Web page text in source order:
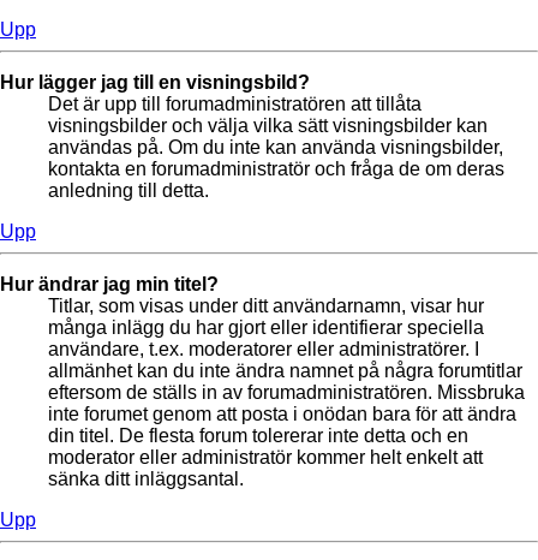
Upp
Hur lägger jag till en visningsbild?
Det är upp till forumadministratören att tillåta
visningsbilder och välja vilka sätt visningsbilder kan
användas på. Om du inte kan använda visningsbilder,
kontakta en forumadministratör och fråga de om deras
anledning till detta.
Upp
Hur ändrar jag min titel?
Titlar, som visas under ditt användarnamn, visar hur
många inlägg du har gjort eller identifierar speciella
användare, t.ex. moderatorer eller administratörer. I
allmänhet kan du inte ändra namnet på några forumtitlar
eftersom de ställs in av forumadministratören. Missbruka
inte forumet genom att posta i onödan bara för att ändra
din titel. De flesta forum tolererar inte detta och en
moderator eller administratör kommer helt enkelt att
sänka ditt inläggsantal.
Upp